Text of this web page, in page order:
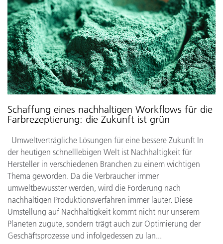
Schaffung eines nachhaltigen Workflows für die
Farbrezeptierung: die Zukunft ist grün
Umweltverträgliche Lösungen für eine bessere Zukunft In
der heutigen schnelllebigen Welt ist Nachhaltigkeit für
Hersteller in verschiedenen Branchen zu einem wichtigen
Thema geworden. Da die Verbraucher immer
umweltbewusster werden, wird die Forderung nach
nachhaltigen Produktionsverfahren immer lauter. Diese
Umstellung auf Nachhaltigkeit kommt nicht nur unserem
Planeten zugute, sondern trägt auch zur Optimierung der
Geschäftsprozesse und infolgedessen zu lan...